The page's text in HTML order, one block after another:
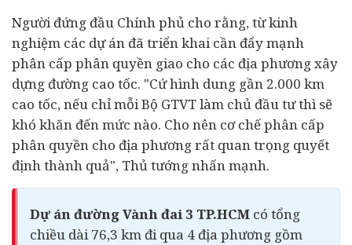
Người đứng đầu Chính phủ cho rằng, từ kinh
nghiệm các dự án đã triển khai cần đẩy mạnh
phân cấp phân quyền giao cho các địa phương xây
dựng đường cao tốc. "Cứ hình dung gần 2.000 km
cao tốc, nếu chỉ mỗi Bộ GTVT làm chủ đầu tư thì sẽ
khó khăn đến mức nào. Cho nên cơ chế phân cấp
phân quyền cho địa phương rất quan trọng quyết
định thành quả", Thủ tướng nhấn mạnh.
Dự án đường Vành đai 3 TP.HCM có tổng
chiều dài 76,3 km đi qua 4 địa phương gồm